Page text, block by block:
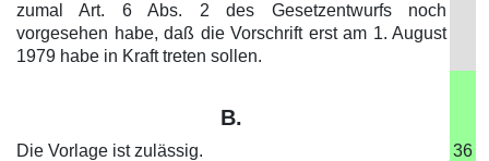
zumal Art. 6 Abs. 2 des Gesetzentwurfs noch
vorgesehen habe, daß die Vorschrift erst am 1. August
1979 habe in Kraft treten sollen.
B.
Die Vorlage ist zulässig.
36